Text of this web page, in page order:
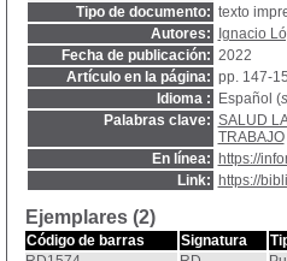
Tipo de documento: texto
Autores:
Ignacio
Fecha de publicación: 2022
Artículo en la página: pp. 147-
Idioma :
Español (
Palabras clave: SALUD
TRABAJO
En línea:
https://
Link:
https://
Ejemplares (2)
Código de barras Signatura